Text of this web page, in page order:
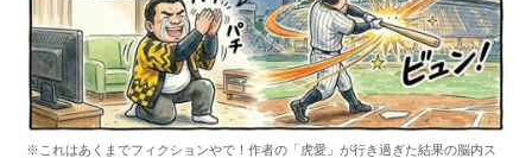
※これはあくまでフィクションやで！作者の「虎愛」が行き過ぎた結果の脳内ス